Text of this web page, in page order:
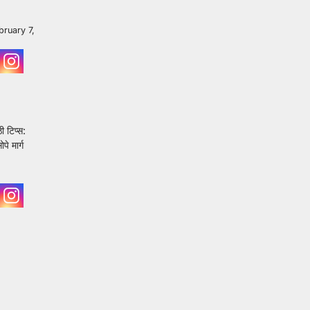
7,
टिप्स:
मार्ग